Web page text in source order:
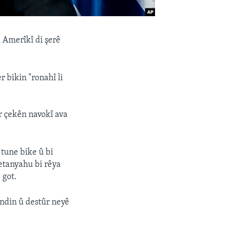
Amerîkî di şerê
bikin "ronahî li
navokî ava
bike û bi
bi rêya
got.
û destûr neyê